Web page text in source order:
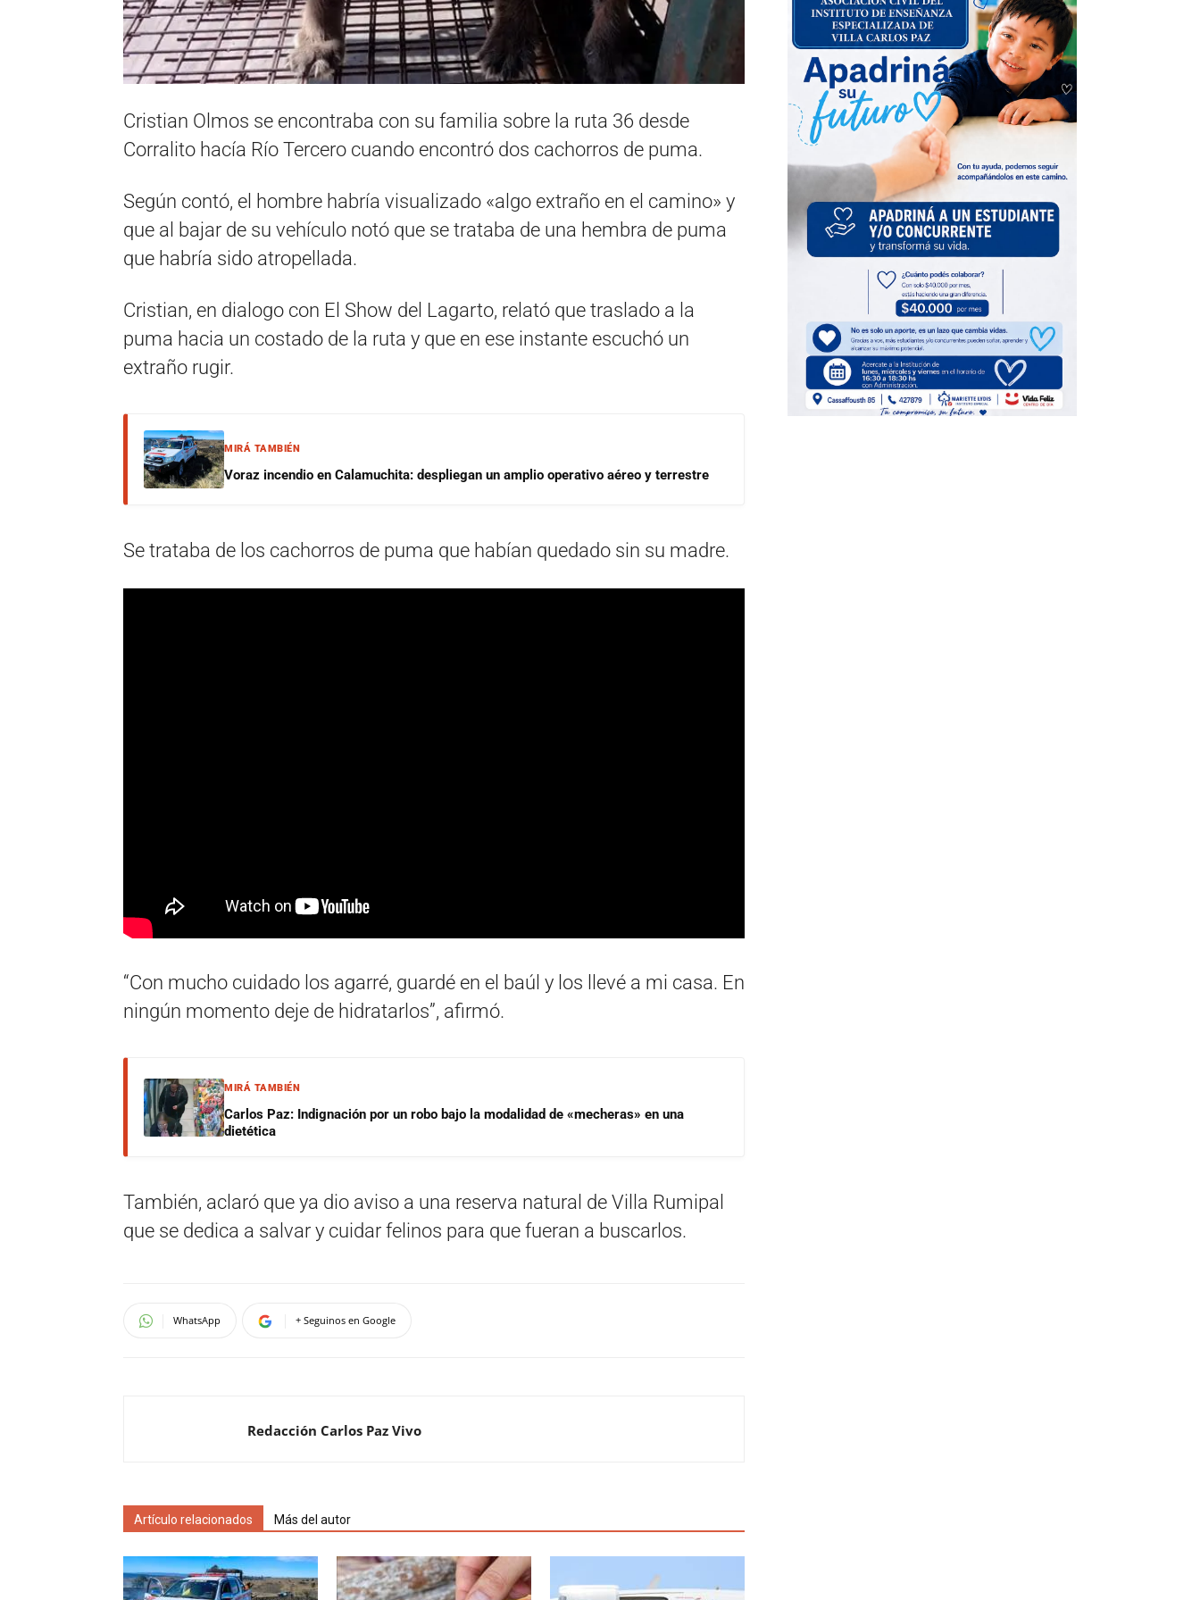
Cristian Olmos se encontraba con su familia sobre la ruta 36 desde
Corralito hacía Río Tercero cuando encontró dos cachorros de puma.
Según contó, el hombre habría visualizado «algo extraño en el camino» y
que al bajar de su vehículo notó que se trataba de una hembra de puma
que habría sido atropellada.
Cristian, en dialogo con El Show del Lagarto, relató que traslado a la
puma hacia un costado de la ruta y que en ese instante escuchó un
extraño rugir.
MIRÁ TAMBIÉN
Voraz incendio en Calamuchita: despliegan un amplio operativo aéreo y terrestre
Se trataba de los cachorros de puma que habían quedado sin su madre.
“Con mucho cuidado los agarré, guardé en el baúl y los llevé a mi casa. En
ningún momento deje de hidratarlos”, afirmó.
MIRÁ TAMBIÉN
Carlos Paz: Indignación por un robo bajo la modalidad de «mecheras» en una
dietética
También, aclaró que ya dio aviso a una reserva natural de Villa Rumipal
que se dedica a salvar y cuidar felinos para que fueran a buscarlos.
WhatsApp + Seguinos en Google
Redacción Carlos Paz Vivo
Artículo relacionados Más del autor